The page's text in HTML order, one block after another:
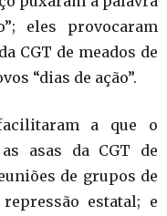
eles provocaram
CGT de meados de
“dias de ação”.
a que o
asas da CGT de
de grupos de
estatal; e